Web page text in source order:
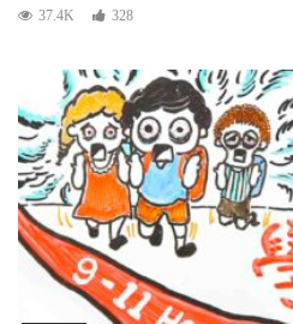
37.4K 328